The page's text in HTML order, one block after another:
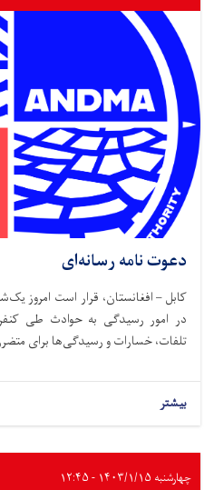
دعوت نامه رسانه‌ای
در امور رسیدگی به حوادث طی
تلفات، خسارات و رسیدگی‌ها برای
بیشتر
چهارشنبه ۱۴۰۳/۱/۱۵ - ۱۲:۴۵